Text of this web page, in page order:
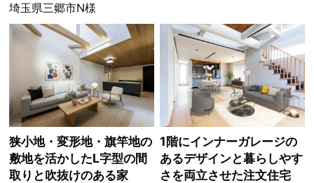
埼玉県三郷市N様
狭小地・変形地・旗竿地の
敷地を活かしたL字型の間
取りと吹抜けのある家
1階にインナーガレージの
あるデザインと暮らしやす
さを両立させた注文住宅